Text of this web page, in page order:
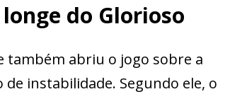
do Glorioso
também abriu o jogo sobre a
instabilidade. Segundo ele, o